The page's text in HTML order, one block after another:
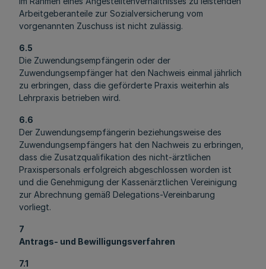
Arbeitgeberanteile zur Sozialversicherung vom
vorgenannten Zuschuss ist nicht zulässig.
6.5
Die Zuwendungsempfängerin oder der
Zuwendungsempfänger hat den Nachweis einmal jährlich
zu erbringen, dass die geförderte Praxis weiterhin als
Lehrpraxis betrieben wird.
6.6
Der Zuwendungsempfängerin beziehungsweise des
Zuwendungsempfängers hat den Nachweis zu erbringen,
dass die Zusatzqualifikation des nicht-ärztlichen
Praxispersonals erfolgreich abgeschlossen worden ist
und die Genehmigung der Kassenärztlichen Vereinigung
zur Abrechnung gemäß Delegations-Vereinbarung
vorliegt.
7
Antrags- und Bewilligungsverfahren
7.1